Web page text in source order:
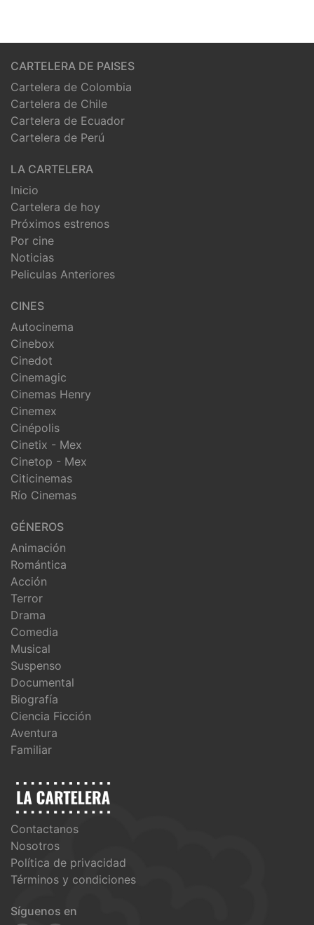
CARTELERA DE PAISES
Cartelera de Colombia
Cartelera de Chile
Cartelera de Ecuador
Cartelera de Perú
LA CARTELERA
Inicio
Cartelera de hoy
Próximos estrenos
Por cine
Noticias
Peliculas Anteriores
CINES
Autocinema
Cinebox
Cinedot
Cinemagic
Cinemas Henry
Cinemex
Cinépolis
Cinetix - Mex
Cinetop - Mex
Citicinemas
Río Cinemas
GÉNEROS
Animación
Romántica
Acción
Terror
Drama
Comedia
Musical
Suspenso
Documental
Biografía
Ciencia Ficción
Aventura
Familiar
Contactanos
Nosotros
Política de privacidad
Términos y condiciones
Síguenos en